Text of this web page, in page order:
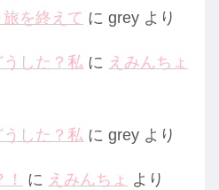
を終えて に grey より
した？私 に えみんちょ
した？私 に grey より
に えみんちょ より